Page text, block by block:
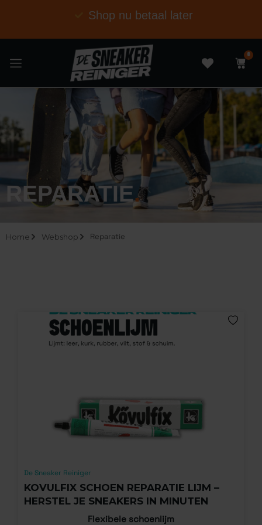
Shop nu betaal later
0
REPARATIE.
Home Webshop Reparatie
De Sneaker Reiniger
KOVULFIX SCHOEN REPARATIE LIJM –
HERSTEL JE SNEAKERS IN MINUTEN
Flexibele schoenlijm